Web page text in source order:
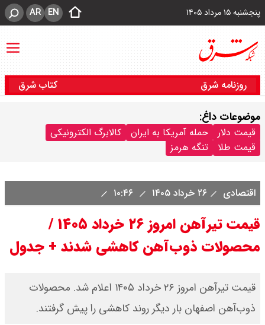
پنجشنبه ۱۵ مرداد ۱۴۰۵ EN
AR
روزنامه شرق کتاب شرق
موضوعات داغ:
قیمت دلار حمله آمریکا به ایران
کالابرگ الکترونیکی
قیمت طلا
تنگه هرمز
اقتصادی ۲۶ خرداد ۱۴۰۵
قیمت تیرآهن امروز ۲۶ خرداد ۱۴۰۵ /
محصولات ذوب‌آهن کاهشی شدند + جدول
قیمت تیرآهن امروز ۲۶ خرداد ۱۴۰۵ اعلام شد. محصولات
ذوب‌آهن اصفهان بار دیگر روند کاهشی را پیش گرفتند.